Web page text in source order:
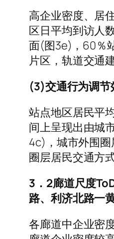
高企业密度、居
区日平均到访人
面(图3e)，60％
片区，轨道交通
(3)交通行为调节
站点地区居民平
间上呈现出由城
4c)，城市外围
圈层居民交通方
3．2廊道尺度
路、利济北路一
各廊道中企业密